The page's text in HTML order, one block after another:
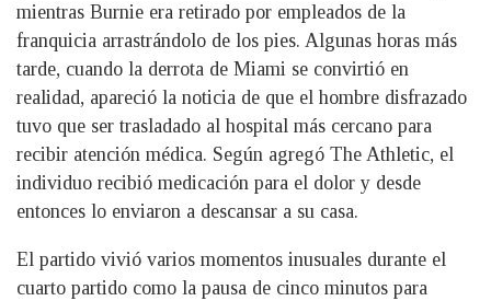
mientras Burnie era retirado por empleados de la
franquicia arrastrándolo de los pies. Algunas horas más
tarde, cuando la derrota de Miami se convirtió en
realidad, apareció la noticia de que el hombre disfrazado
tuvo que ser trasladado al hospital más cercano para
recibir atención médica. Según agregó The Athletic, el
individuo recibió medicación para el dolor y desde
entonces lo enviaron a descansar a su casa.
El partido vivió varios momentos inusuales durante el
cuarto partido como la pausa de cinco minutos para